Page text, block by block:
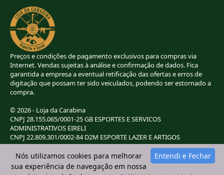
Preços e condições de pagamento exclusivos para compras via
Internet. Vendas sujeitas à análise e confirmação de dados. Fica
garantida a empresa a eventual retificação das ofertas e erros de
digitação que possam ter sido veiculados, podendo ser estornado a
compra.
© 2026 - Loja da Carabina
CNPJ 28.155.065/0001-25 GB ESPORTES E SERVICOS
ADMINISTRATIVOS EIRELI
CNPJ 22.809.301/0002-84 D2M ESPORTE LAZER E ARTIGOS
ESPORTIVOS EIRELI
CNPJ 38.283.264/0001-72 LC ESPORTES E LAZER LTDA
CNPJ 42.084.009/0001-78 2G E B ESPORTE E LAZER LTDA
Entendi e Fechar
Nós utilizamos cookies para melhorar
sua experiência de navegação em nossa